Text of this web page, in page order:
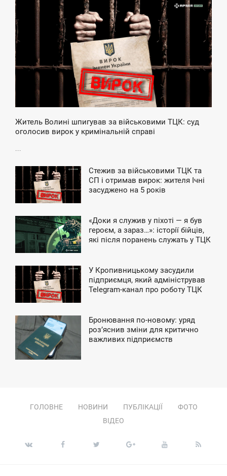
Житель Волині шпигував за військовими ТЦК: суд
оголосив вирок у кримінальній справі
...
Стежив за військовими ТЦК та
СП і отримав вирок: жителя Ічні
засуджено на 5 років
«Доки я служив у піхоті — я був
героєм, а зараз…»: історії бійців,
які після поранень служать у ТЦК
У Кропивницькому засудили
підприємця, який адміністрував
Telegram-канал про роботу ТЦК
Бронювання по-новому: уряд
роз’яснив зміни для критично
важливих підприємств
ГОЛОВНЕ НОВИНИ ПУБЛІКАЦІЇ
ФОТО
ВІДЕО